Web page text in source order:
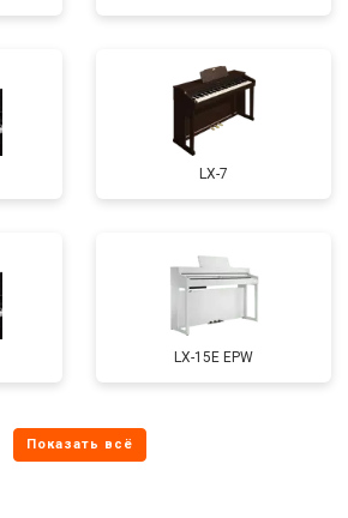
LX-7
LX-15E EPW